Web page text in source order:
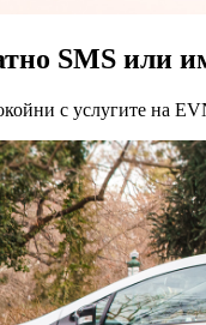
SMS или
с услугите на